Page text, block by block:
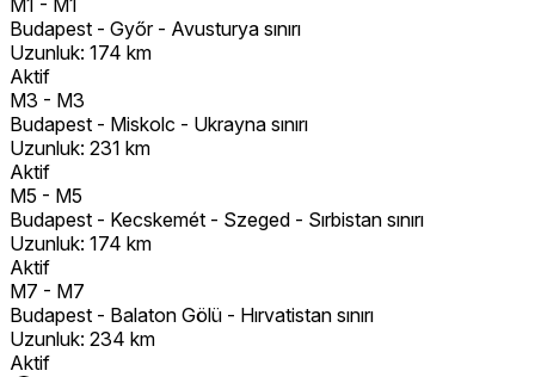
M1 - M1
Budapest - Győr - Avusturya sınırı
Uzunluk: 174 km
Aktif
M3 - M3
Budapest - Miskolc - Ukrayna sınırı
Uzunluk: 231 km
Aktif
M5 - M5
Budapest - Kecskemét - Szeged - Sırbistan sınırı
Uzunluk: 174 km
Aktif
M7 - M7
Budapest - Balaton Gölü - Hırvatistan sınırı
Uzunluk: 234 km
Aktif